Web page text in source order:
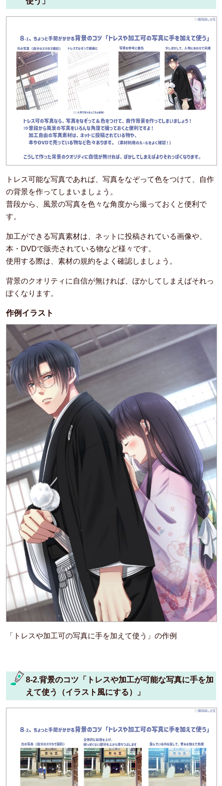
トレス可能な写真であれば、写真をなぞって色をつけて、自作
の背景を作ってしまいましょう。
普段から、風景の写真を色々な角度から撮っておくと便利で
す。
加工ができる写真素材は、ネットに投稿されている画像や、
本・DVDで販売されている物など様々です。
使用する際は、素材の規約をよく確認しましょう。
背景のクオリティに自信が無ければ、ぼかしてしまえばそれっ
ぽくなります。
作例イラスト
「トレスや加工可の写真に手を加えて使う」の作例
8-2.背景のコツ「トレスや加工が可能な写真に手を加
えて使う（イラスト風にする）」